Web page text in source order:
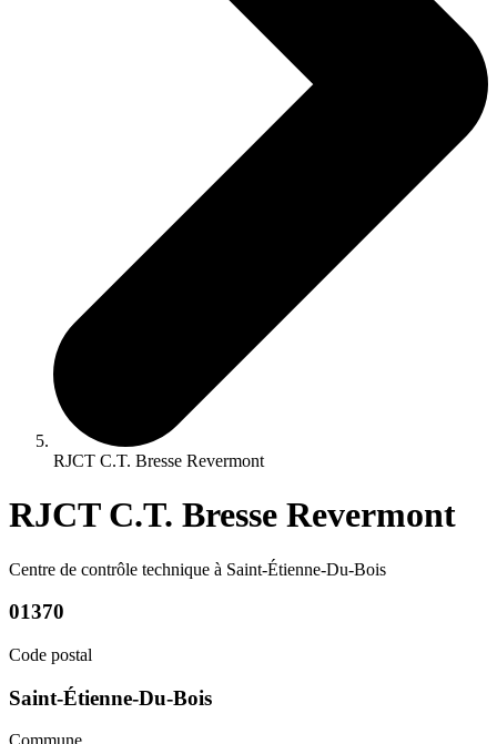
RJCT C.T. Bresse Revermont
RJCT C.T. Bresse Revermont
Centre de contrôle technique à Saint-Étienne-Du-Bois
01370
Code postal
Saint-Étienne-Du-Bois